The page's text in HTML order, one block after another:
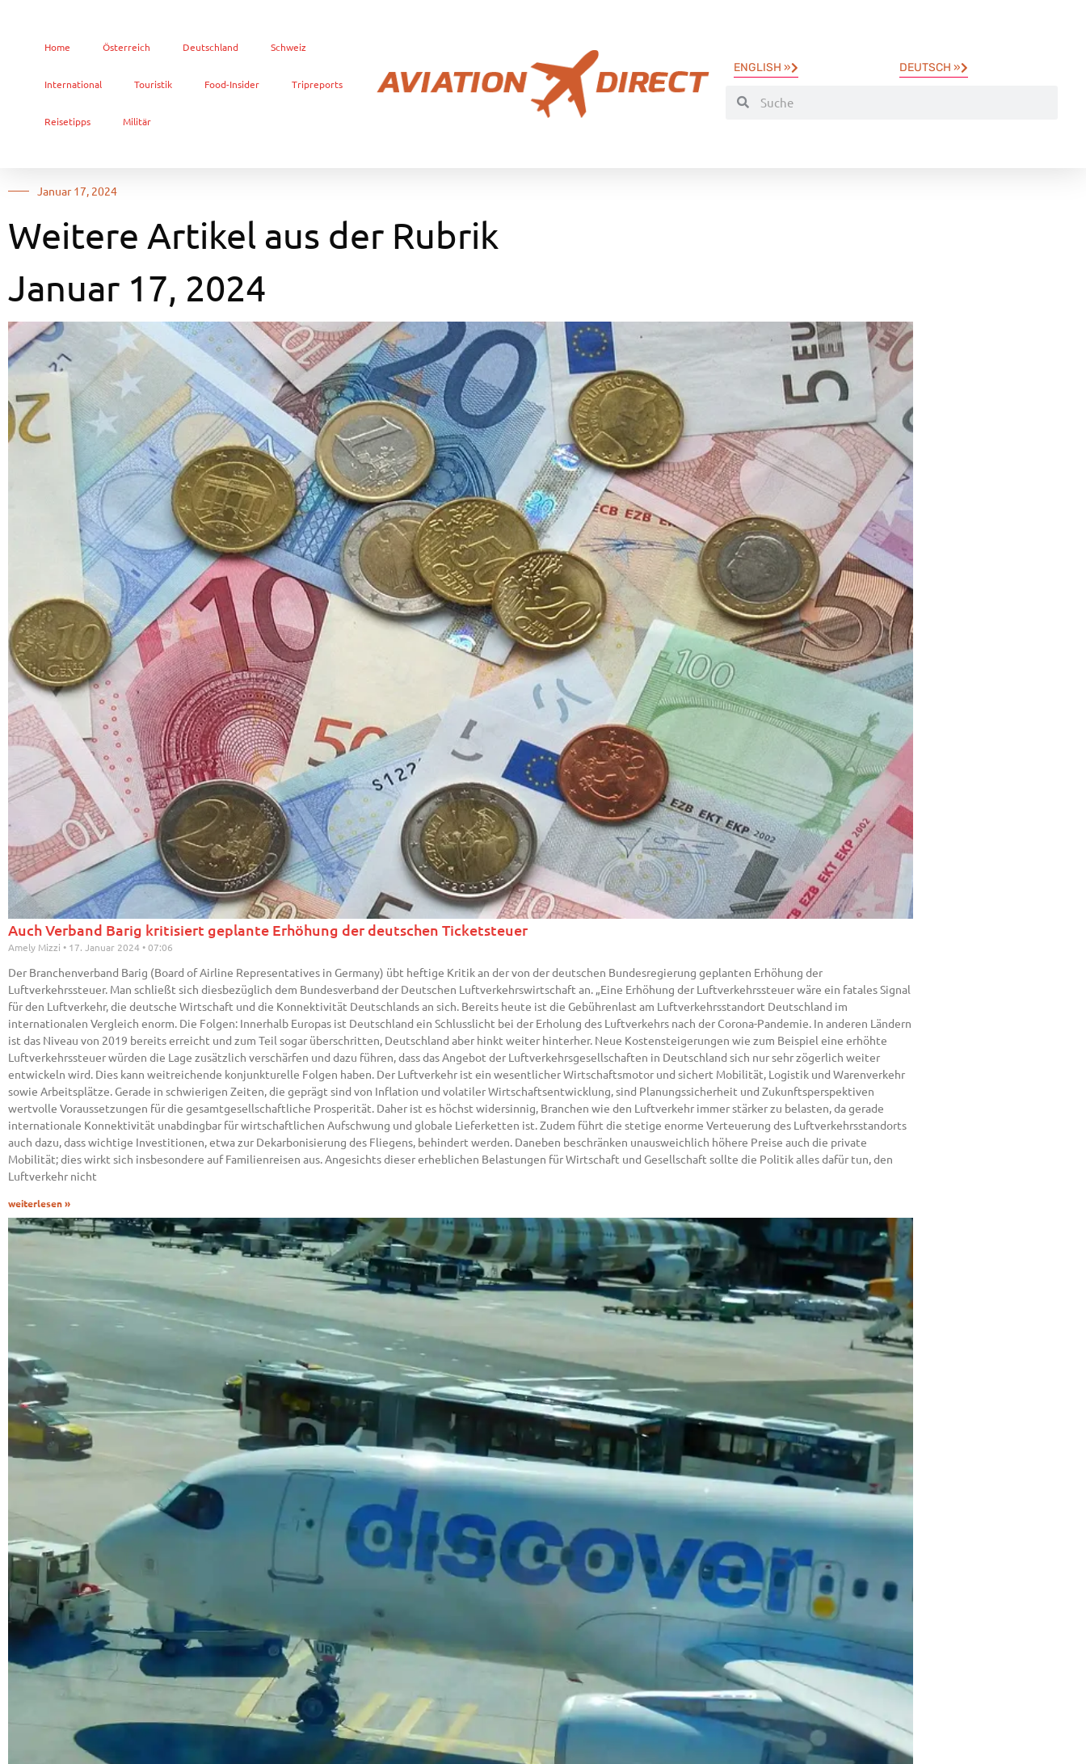
Home Österreich Deutschland Schweiz
International Touristik Food-Insider Tripreports
Reisetipps Militär
ENGLISH » DEUTSCH »
Januar 17, 2024
Weitere Artikel aus der Rubrik
Januar 17, 2024
Auch Verband Barig kritisiert geplante Erhöhung der deutschen Ticketsteuer
Amely Mizzi 17. Januar 2024 07:06
Der Branchenverband Barig (Board of Airline Representatives in Germany) übt heftige Kritik an der von der deutschen Bundesregierung geplanten Erhöhung der
Luftverkehrssteuer. Man schließt sich diesbezüglich dem Bundesverband der Deutschen Luftverkehrswirtschaft an. „Eine Erhöhung der Luftverkehrssteuer wäre ein fatales Signal
für den Luftverkehr, die deutsche Wirtschaft und die Konnektivität Deutschlands an sich. Bereits heute ist die Gebührenlast am Luftverkehrsstandort Deutschland im
internationalen Vergleich enorm. Die Folgen: Innerhalb Europas ist Deutschland ein Schlusslicht bei der Erholung des Luftverkehrs nach der Corona-Pandemie. In anderen Ländern
ist das Niveau von 2019 bereits erreicht und zum Teil sogar überschritten, Deutschland aber hinkt weiter hinterher. Neue Kostensteigerungen wie zum Beispiel eine erhöhte
Luftverkehrssteuer würden die Lage zusätzlich verschärfen und dazu führen, dass das Angebot der Luftverkehrsgesellschaften in Deutschland sich nur sehr zögerlich weiter
entwickeln wird. Dies kann weitreichende konjunkturelle Folgen haben. Der Luftverkehr ist ein wesentlicher Wirtschaftsmotor und sichert Mobilität, Logistik und Warenverkehr
sowie Arbeitsplätze. Gerade in schwierigen Zeiten, die geprägt sind von Inflation und volatiler Wirtschaftsentwicklung, sind Planungssicherheit und Zukunftsperspektiven
wertvolle Voraussetzungen für die gesamtgesellschaftliche Prosperität. Daher ist es höchst widersinnig, Branchen wie den Luftverkehr immer stärker zu belasten, da gerade
internationale Konnektivität unabdingbar für wirtschaftlichen Aufschwung und globale Lieferketten ist. Zudem führt die stetige enorme Verteuerung des Luftverkehrsstandorts
auch dazu, dass wichtige Investitionen, etwa zur Dekarbonisierung des Fliegens, behindert werden. Daneben beschränken unausweichlich höhere Preise auch die private
Mobilität; dies wirkt sich insbesondere auf Familienreisen aus. Angesichts dieser erheblichen Belastungen für Wirtschaft und Gesellschaft sollte die Politik alles dafür tun, den
Luftverkehr nicht
weiterlesen »